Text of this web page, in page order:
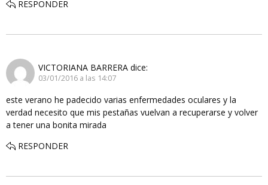
RESPONDER
VICTORIANA BARRERA dice:
03/01/2016 a las 14:07
este verano he padecido varias enfermedades oculares y la
verdad necesito que mis pestañas vuelvan a recuperarse y volver
a tener una bonita mirada
RESPONDER